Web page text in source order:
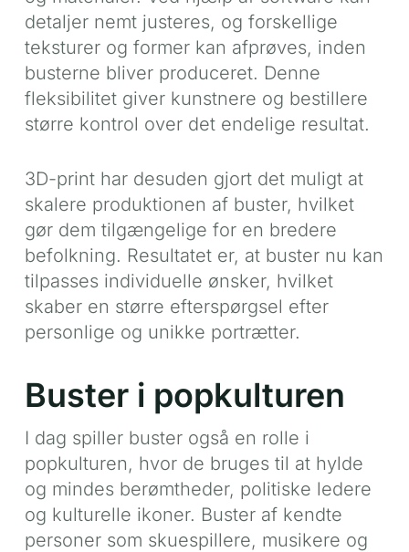
detaljer nemt justeres, og forskellige
teksturer og former kan afprøves, inden
busterne bliver produceret. Denne
fleksibilitet giver kunstnere og bestillere
større kontrol over det endelige resultat.
3D-print har desuden gjort det muligt at
skalere produktionen af buster, hvilket
gør dem tilgængelige for en bredere
befolkning. Resultatet er, at buster nu kan
tilpasses individuelle ønsker, hvilket
skaber en større efterspørgsel efter
personlige og unikke portrætter.
Buster i popkulturen
I dag spiller buster også en rolle i
popkulturen, hvor de bruges til at hylde
og mindes berømtheder, politiske ledere
og kulturelle ikoner. Buster af kendte
personer som skuespillere, musikere og